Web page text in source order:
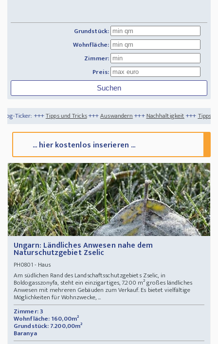
Grundstück:
Wohnfläche:
Zimmer:
Preis:
und Tricks+++Auswandern+++Nachhaltigkeit+++Tipps und Tricks für
... hier kostenlos inserieren ...
Ungarn: Ländliches Anwesen nahe dem
Naturschutzgebiet Zselic
PH0801 - Haus
Am südlichen Rand des Landschaftsschutzgebiets Zselic, in
Boldogasszonyfa, steht ein einzigartiges, 7.200 m² großes ländliches
Anwesen mit mehreren Gebäuden zum Verkauf. Es bietet vielfältige
Möglichkeiten für Wohnzwecke, ...
Zimmer: 3
Wohnfläche: 160,00m²
Grundstück: 7.200,00m²
Baranya